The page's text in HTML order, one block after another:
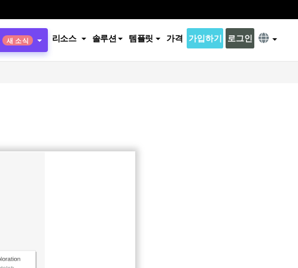
새 소식 리소스 솔루션 템플릿 가격 가입하기 로그인